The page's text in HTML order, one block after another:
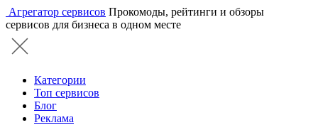
Агрегатор сервисов Прокомоды, рейтинги и обзоры
сервисов для бизнеса в одном месте
Категории
Топ сервисов
Блог
Реклама